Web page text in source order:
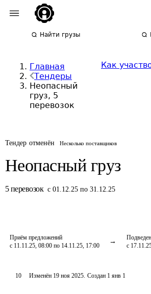
Найти грузы
Главная
Тендеры
Неопасный
груз, 5
перевозок
Как
Тендер отменён Несколько поставщиков
Неопасный груз
5 перевозок с 01.12.25 по 31.12.25
Приём предложений
с 11.11.25, 08:00 по 14.11.25, 17:00
с
10 Изменён 19 ноя 2025. Создан 1 янв 1